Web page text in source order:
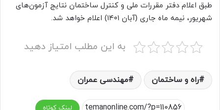
طبق اعلام دفتر مقررات ملی و کنترل ساختمان نتایج آزمون‌های
شهریور، نیمه ماه جاری (آبان ۱۴۰۱) اعلام خواهد شد.
به این مطلب امتیاز دهید
راه و ساختمان مهندسی عمران
لینک کوتاه